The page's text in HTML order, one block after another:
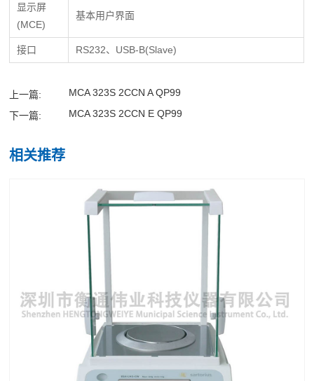
显示屏
(MCE)
基本用户界面
接口 RS232、USB-B(Slave)
上一篇: MCA 323S 2CCN A QP99
下一篇: MCA 323S 2CCN E QP99
相关推荐